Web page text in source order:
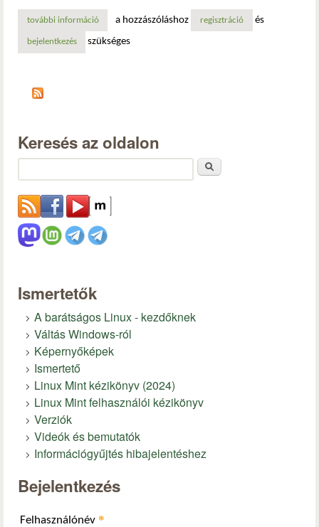
további információa pdfsider malware pénzügyi szektort célzó
a hozzászóláshoz regisztráció és
bejelentkezés szükséges
Keresés az oldalon
Ismertetők
A barátságos Linux - kezdőknek
Váltás Windows-ról
Képernyőképek
Ismertető
Linux Mint kézikönyv (2024)
Linux Mint felhasználói kézikönyv
Verziók
Videók és bemutatók
Információgyűjtés hibajelentéshez
Bejelentkezés
Felhasználónév *